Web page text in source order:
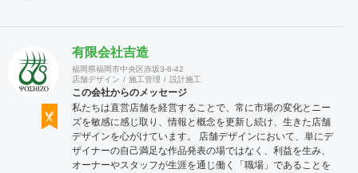
有限会社吉造
福岡県福岡市中央区赤坂3-6-42
店舗デザイン
施工管理 設計施工
この会社からのメッセージ
私たちは直営店舗を経営することで、常に市場の変化とニー
ズを敏感に感じ取り、情報と概念を更新し続け、生きた店舗
デザインを心がけています。 店舗デザインにおいて、単にデ
ザイナーの自己満足な作品発表の場ではなく、利益を生み、
オーナーやスタッフが生涯を通じ働く「職場」であることを